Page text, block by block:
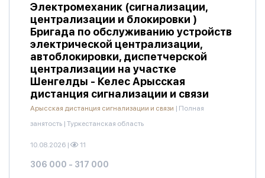
Электромеханик (сигнализации,
централизации и блокировки )
Бригада по обслуживанию устройств
электрической централизации,
автоблокировки, диспетчерской
централизации на участке
Шенгелды - Келес Арысская
дистанция сигнализации и связи
Арысская дистанция сигнализации и связи | Полная
занятость | Туркестанская область
10.08.2026 | 11
306 000 - 317 000